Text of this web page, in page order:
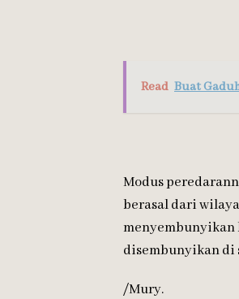
Read Buat
Modus
berasal dari
menyembunyikan
disembunyikan di
/Mury.